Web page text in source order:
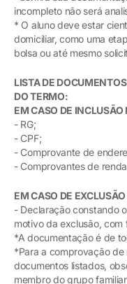
incompleto não será
* O aluno deve estar
domiciliar, como uma
bolsa ou até mesmo
LISTA DE
DO TERMO:
EM CASO DE
- RG;
- CPF;
- Comprovante de
- Comprovantes de
EM CASO DE
- Declaração constando
motivo da exclusão,
*A documentação é de
*Para a comprovação
documentos listados,
membro do grupo